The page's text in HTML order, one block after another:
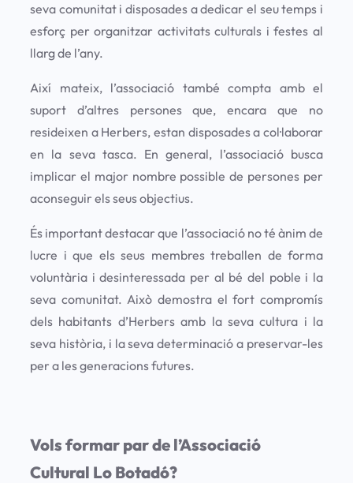
seva comunitat i disposades a dedicar el seu temps i
esforç per organitzar activitats culturals i festes al
llarg de l’any.
Així mateix, l’associació també compta amb el
suport d’altres persones que, encara que no
resideixen a Herbers, estan disposades a col·laborar
en la seva tasca. En general, l’associació busca
implicar el major nombre possible de persones per
aconseguir els seus objectius.
És important destacar que l’associació no té ànim de
lucre i que els seus membres treballen de forma
voluntària i desinteressada per al bé del poble i la
seva comunitat. Això demostra el fort compromís
dels habitants d’Herbers amb la seva cultura i la
seva història, i la seva determinació a preservar-les
per a les generacions futures.
Vols formar par de l’Associació
Cultural Lo Botadó?